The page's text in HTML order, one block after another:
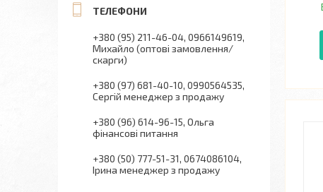
+380 (95) 211-46-04 0966149619
Михайло (оптові замовлення/
скарги)
+380 (97) 681-40-10 0990564535
Сергій менеджер з продажу
+380 (96) 614-96-15 Ольга
фінансові питання
+380 (50) 777-51-31 0674086104
Ірина менеджер з продажу